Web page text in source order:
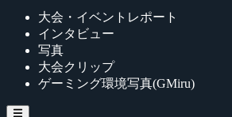
大会・イベントレポート
インタビュー
写真
大会クリップ
ゲーミング環境写真(GMiru)